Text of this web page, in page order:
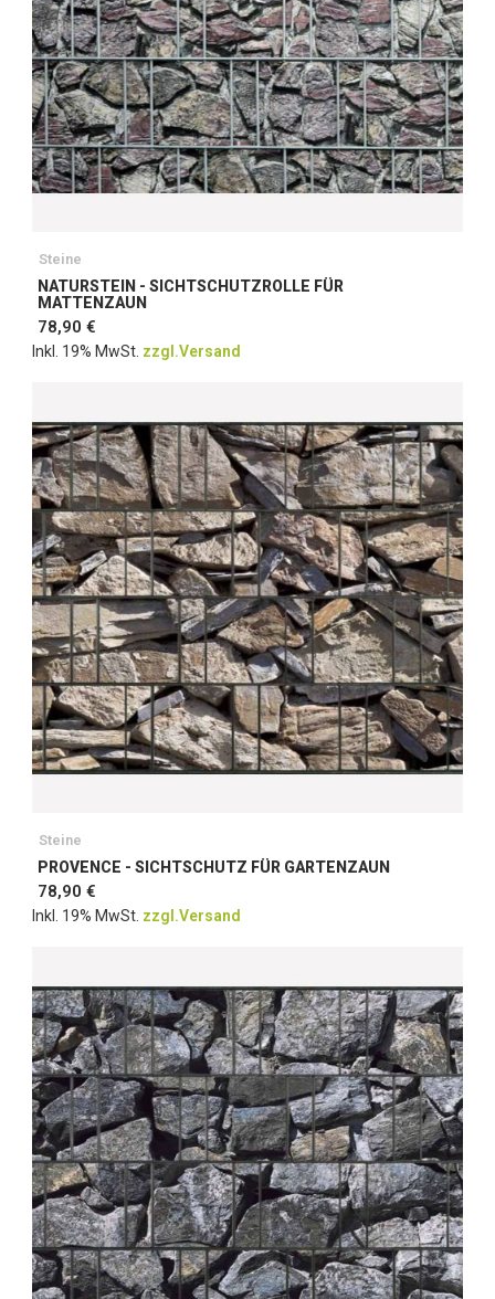
Steine
NATURSTEIN - SICHTSCHUTZROLLE FÜR
MATTENZAUN
78,90 €
Inkl. 19% MwSt. zzgl.Versand
Steine
PROVENCE - SICHTSCHUTZ FÜR GARTENZAUN
78,90 €
Inkl. 19% MwSt. zzgl.Versand